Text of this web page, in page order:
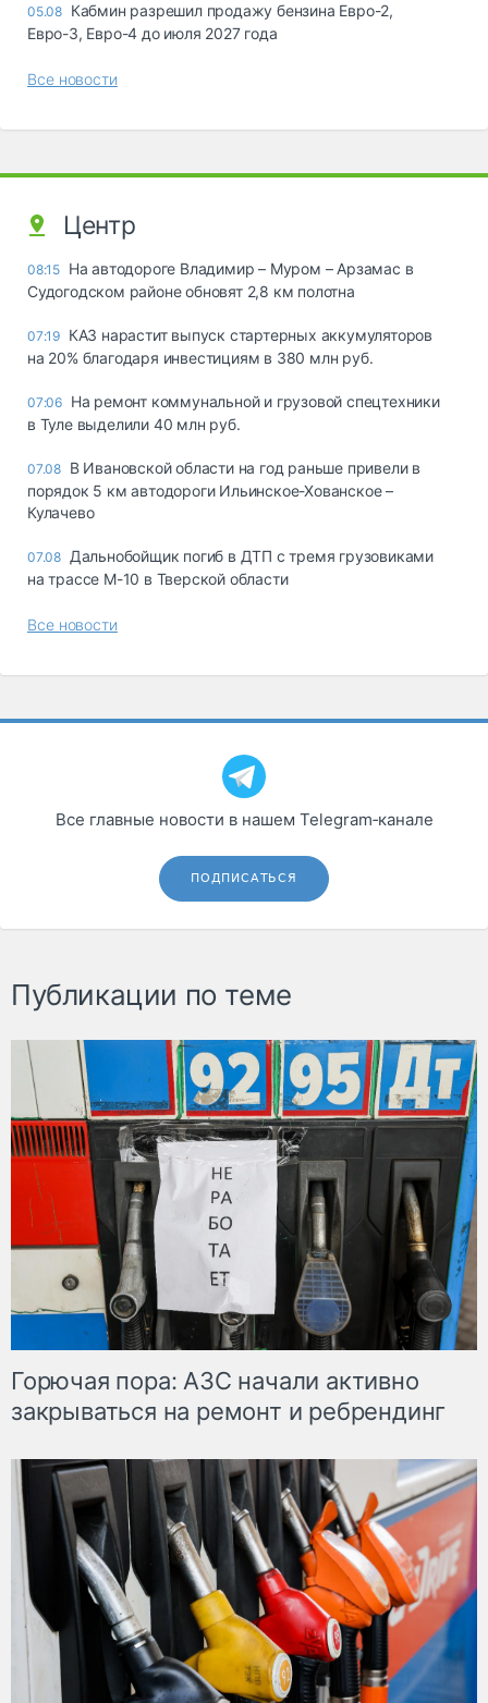
05.08 Кабмин разрешил продажу бензина Евро-2,
Евро-3, Евро-4 до июля 2027 года
Все новости
Центр
08:15 На автодороге Владимир – Муром – Арзамас в
Судогодском районе обновят 2,8 км полотна
07:19 КАЗ нарастит выпуск стартерных аккумуляторов
на 20% благодаря инвестициям в 380 млн руб.
07:06 На ремонт коммунальной и грузовой спецтехники
в Туле выделили 40 млн руб.
07.08 В Ивановской области на год раньше привели в
порядок 5 км автодороги Ильинское-Хованское –
Кулачево
07.08 Дальнобойщик погиб в ДТП с тремя грузовиками
на трассе М-10 в Тверской области
Все новости
Все главные новости в нашем Telegram‑канале
ПОДПИСАТЬСЯ
Публикации по теме
Горючая пора: АЗС начали активно
закрываться на ремонт и ребрендинг